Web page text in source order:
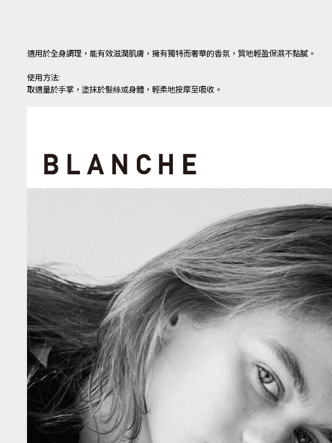
適用於全身調理，能有效滋潤肌膚，擁有獨特而奢華的香氛，質地輕盈保濕不黏膩。
使用方法:
取適量於手掌，塗抹於髮絲或身體，輕柔地按摩至吸收。